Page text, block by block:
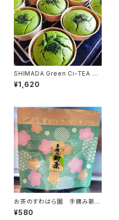
SHIMADA Green Ci-TEA N
o.1緑茶の米粉カップケーキ
¥1,620
お茶のすわはら園 手摘み新茶
30ｇ
¥580